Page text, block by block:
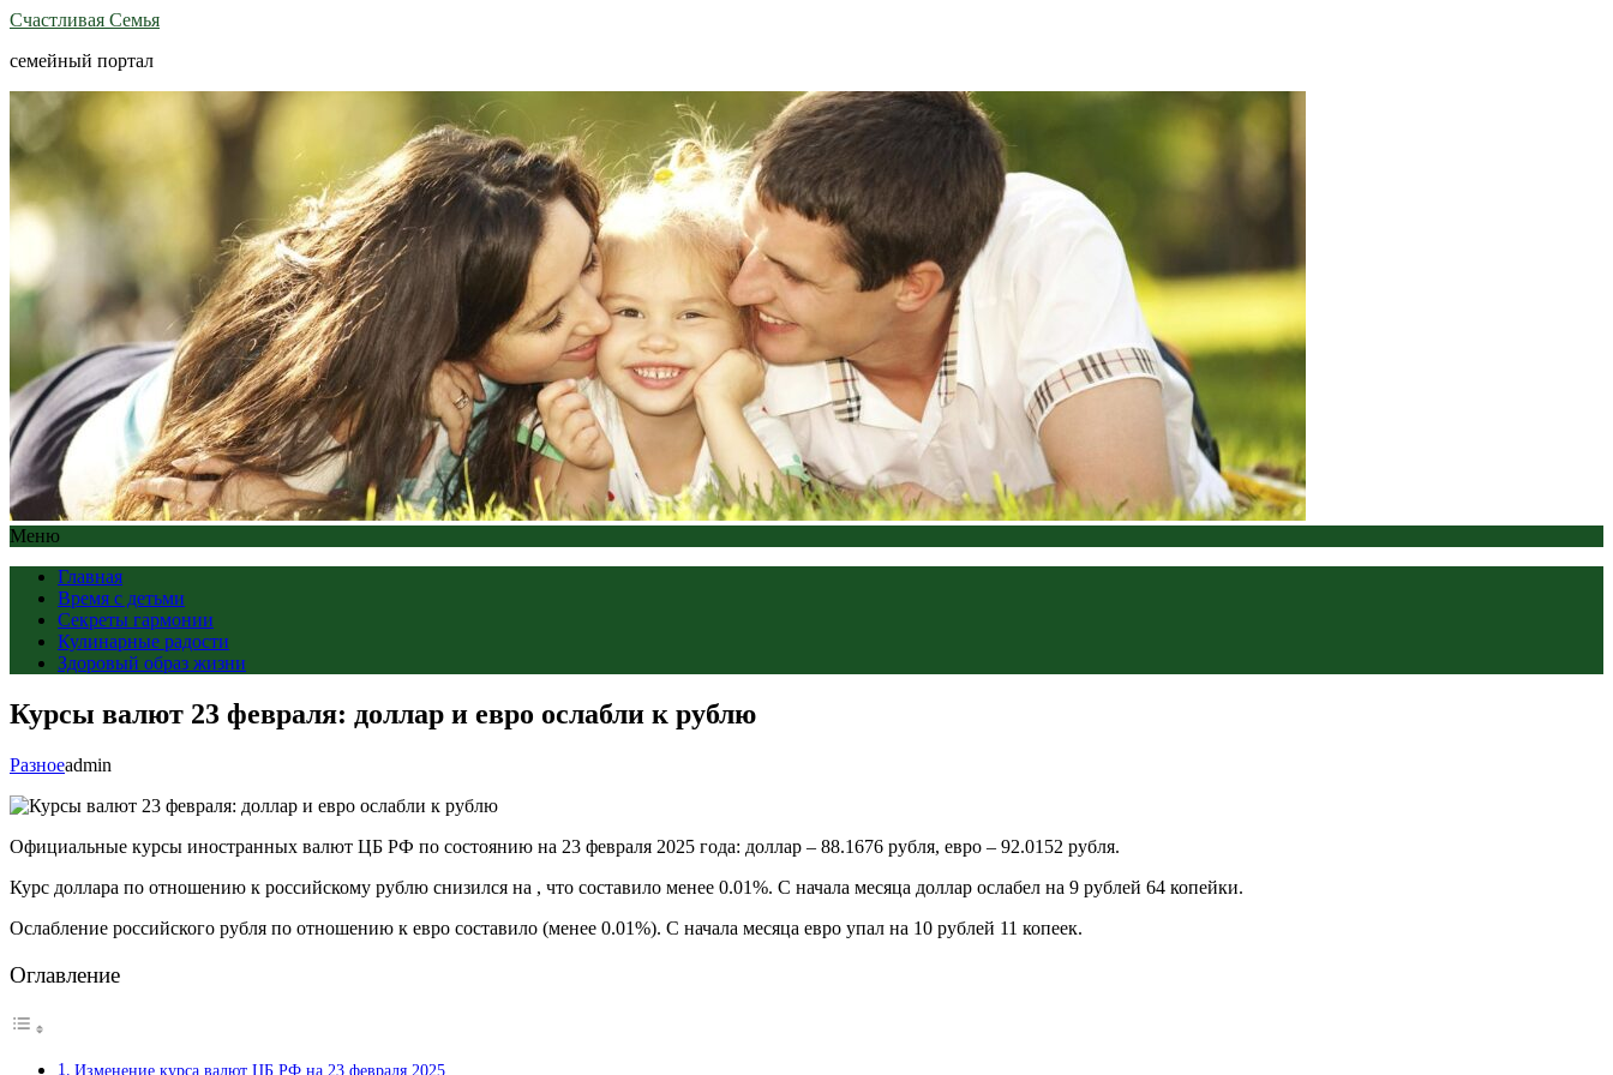
Счастливая Семья
семейный портал
Меню
Главная
Время с детьми
Секреты гармонии
Кулинарные радости
Здоровый образ жизни
Курсы валют 23 февраля: доллар и евро ослабли к рублю
Разноеadmin
Официальные курсы иностранных валют ЦБ РФ по состоянию на 23 февраля 2025 года: доллар – 88.1676 рубля, евро – 92.0152 рубля.
Курс доллара по отношению к российскому рублю снизился на , что составило менее 0.01%. С начала месяца доллар ослабел на 9 рублей 64 копейки.
Ослабление российского рубля по отношению к евро составило (менее 0.01%). С начала месяца евро упал на 10 рублей 11 копеек.
Оглавление
Изменение курса валют ЦБ РФ на 23 февраля 2025